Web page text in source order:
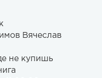
Вячеслав
не купишь